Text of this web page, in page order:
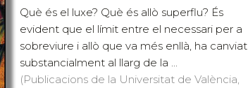
Què és el luxe? Què és allò superflu? És
evident que el límit entre el necessari per a
sobreviure i allò que va més enllà, ha canviat
substancialment al llarg de la ...
(Publicacions de la Universitat de València,